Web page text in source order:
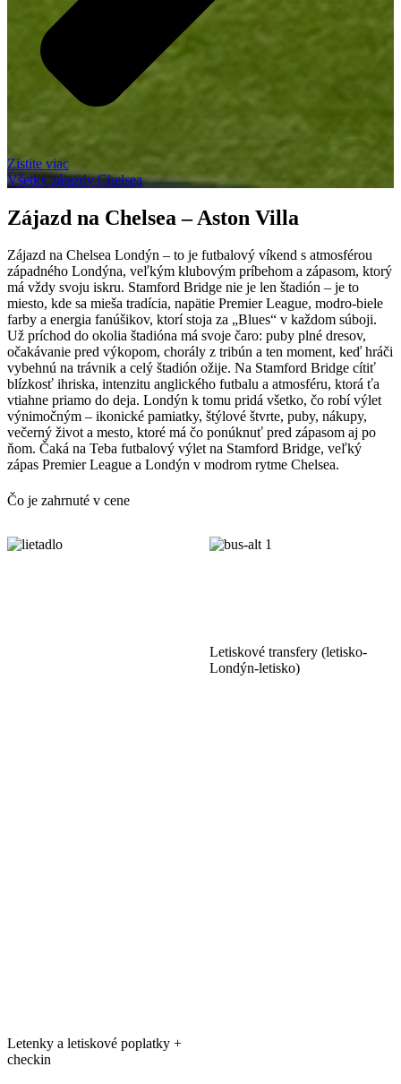
Zistite viac
Všetky zájazdy Chelsea
Zájazd na Chelsea – Aston Villa
Zájazd na Chelsea Londýn – to je futbalový víkend s atmosférou
západného Londýna, veľkým klubovým príbehom a zápasom, ktorý
má vždy svoju iskru. Stamford Bridge nie je len štadión – je to
miesto, kde sa mieša tradícia, napätie Premier League, modro-biele
farby a energia fanúšikov, ktorí stoja za „Blues“ v každom súboji.
Už príchod do okolia štadióna má svoje čaro: puby plné dresov,
očakávanie pred výkopom, chorály z tribún a ten moment, keď hráči
vybehnú na trávnik a celý štadión ožije. Na Stamford Bridge cítiť
blízkosť ihriska, intenzitu anglického futbalu a atmosféru, ktorá ťa
vtiahne priamo do deja. Londýn k tomu pridá všetko, čo robí výlet
výnimočným – ikonické pamiatky, štýlové štvrte, puby, nákupy,
večerný život a mesto, ktoré má čo ponúknuť pred zápasom aj po
ňom. Čaká na Teba futbalový výlet na Stamford Bridge, veľký
zápas Premier League a Londýn v modrom rytme Chelsea.
Čo je zahrnuté v cene
Letenky a letiskové poplatky +
checkin
Letiskové transfery (letisko-
Londýn-letisko)